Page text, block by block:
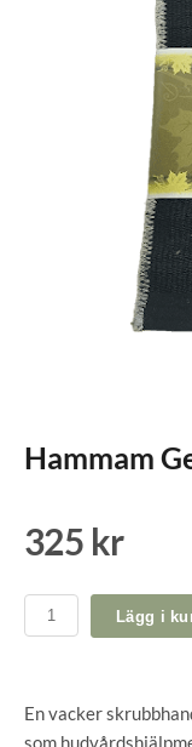
Hammam
325 kr
Lägg i
En vacker
som